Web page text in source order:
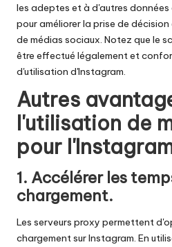
les adeptes et à d'autres données
pour améliorer la prise de
de médias sociaux. Notez que le
être effectué légalement et
d'utilisation d'Instagram.
Autres
l'utilisation de
pour
1. Accélérer les
chargement.
Les serveurs proxy permettent
chargement sur Instagram. En